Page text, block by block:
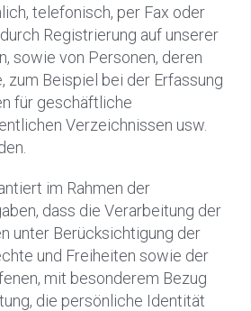
telefonisch, per Fax oder
Registrierung auf unserer
sowie von Personen, deren
zum Beispiel bei der Erfassung
für geschäftliche
Verzeichnissen usw.
im Rahmen der
dass die Verarbeitung der
unter Berücksichtigung der
und Freiheiten sowie der
mit besonderem Bezug
die persönliche Identität